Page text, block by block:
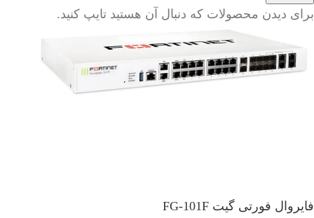
برای دیدن محصولات که دنبال آن هستید تایپ کنید.
فایروال فورتی گیت FG-101F